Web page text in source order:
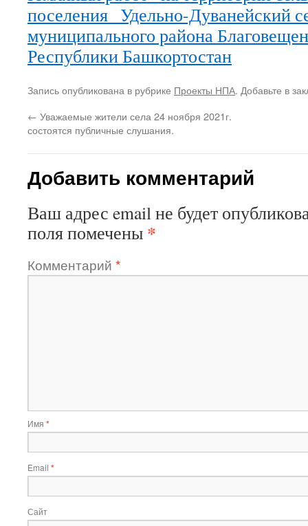
поселения Удельно-Дуванейский
муниципального района
Республики Башкортостан
Запись опубликована в рубрике Проекты НПА. Добавьте в
← Уважаемые жители села 24 ноября 2021г.
состоятся публичные слушания.
Добавить комментарий
Ваш адрес email не будет
поля помечены *
Комментарий *
Имя *
Email *
Сайт